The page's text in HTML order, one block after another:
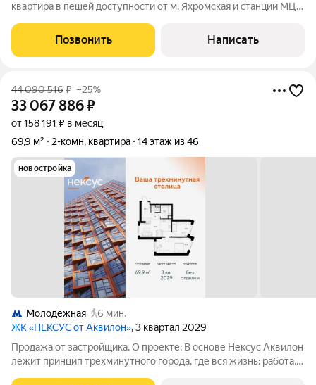
квартира в пешей доступности от м. Яхромская и станции МЦД
ухоженный подъезд с консьержем, во дворе детская
площадка. Район с развитой
Позвонить Написать
44 090 516₽ –25%
33 067 886₽
от 158 191 ₽ в месяц
69,9 м²
2-комн. квартира 14 этаж из 46
новостройка
Молодёжная
6 мин.
ЖК «НЕКСУС от Аквилон», 3 квартал 2029
Продажа от застройщика. О проекте: В основе Нексус Аквилон
лежит принцип трехминутного города, где вся жизнь: работа,